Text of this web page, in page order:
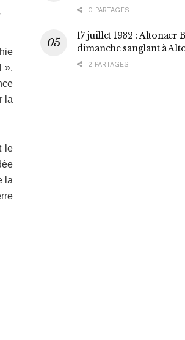
»,
la
le
la
0 PARTAGES
17 juillet 1932 : Altonaer
dimanche sanglant à
2 PARTAGES